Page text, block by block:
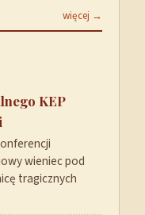
więcej →
KEP
wieniec pod
tragicznych